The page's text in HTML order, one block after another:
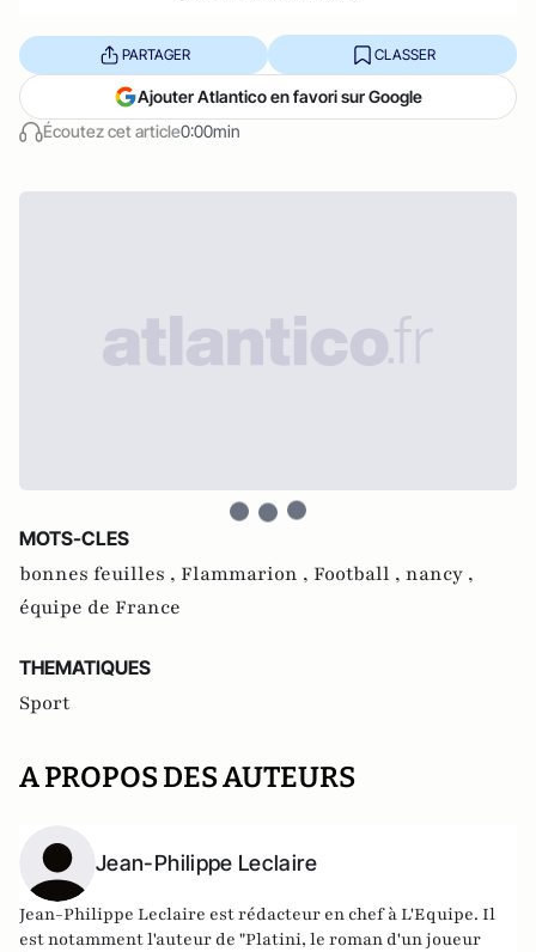
Écoutez cet article0:00min
PARTAGER CLASSER
Ajouter Atlantico en favori sur Google
MOTS-CLES
bonnes feuilles , Flammarion , Football , nancy ,
équipe de France
THEMATIQUES
Sport
A PROPOS DES AUTEURS
Jean-Philippe Leclaire
Jean-Philippe Leclaire est rédacteur en chef à L'Equipe. Il
est notamment l'auteur de "Platini, le roman d'un joueur